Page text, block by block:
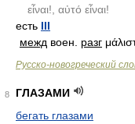
εἶναι!, αὐτό εἶναι!
есть III
межд воен. разг
Русско-новогреческий
8
ГЛАЗАМИ
бегать глазами